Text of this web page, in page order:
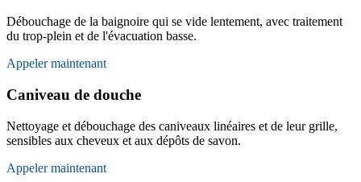
Débouchage de la baignoire qui se vide lentement, avec traitement
du trop-plein et de l'évacuation basse.
Appeler maintenant
Caniveau de douche
Nettoyage et débouchage des caniveaux linéaires et de leur grille,
sensibles aux cheveux et aux dépôts de savon.
Appeler maintenant